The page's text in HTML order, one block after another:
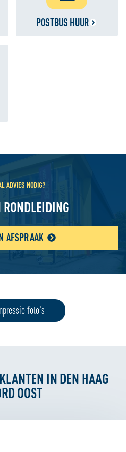
POSTBUS HUUR
ADVIES NODIG?
RONDLEIDING
AFSPRAAK
foto's
IN DEN HAAG
OOST